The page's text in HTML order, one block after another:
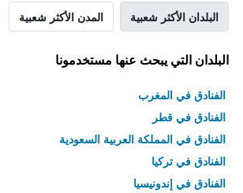
البلدان الأكثر شعبية المدن الأكثر شعبية
البلدان التي يبحث عنها مستخدمونا
الفنادق في المغرب
الفنادق في قطر
الفنادق في المملكة العربية السعودية
الفنادق في تركيا
الفنادق في إندونيسيا